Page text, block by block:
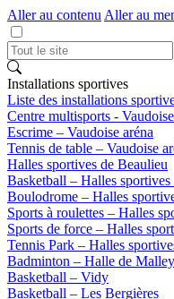
Aller au contenu Aller au
Installations sportives
Liste des installations
Centre multisports -
Escrime – Vaudoise aréna
Tennis de table – Vaudoise
Halles sportives de Beaulieu
Basketball – Halles sportives
Boulodrome – Halles
Sports à roulettes – Halles
Sports de force – Halles
Tennis Park – Halles
Badminton – Halle de Malley
Basketball – Vidy
Basketball – Les Bergières